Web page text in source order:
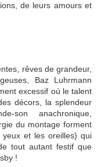
de leurs amours et
rêves de grandeur,
Baz Luhrmann
excessif où le talent
décors, la splendeur
son anachronique,
du montage forment
et les oreilles) qui
tout autant festif que
!